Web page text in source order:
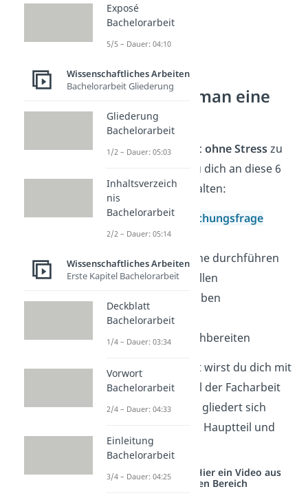
Wie schreibt man eine
Facharbeit?
Um deineFacharbeit ohne Stresszu
schreiben, kannst du dich an diese 6
einfachen Schritte halten:
Thema und Forschungsfrage
festlegen
Literaturrecherche durchführen
Gliederung erstellen
Facharbeit schreiben
Richtig zitieren
Formalitäten nachbereiten
Den Großteil der Zeit wirst du dich mit
deminhaltlichen
Teil der Facharbeit
beschäftigen. Dieser gliedert sich
in die Einleitung, den Hauptteil und
das Fazit.
Studyflix vernetzt: Hier ein Video aus
einem anderen Bereich
Exposé
Bachelorarbeit
5/5 – Dauer: 04:10
Wissenschaftliches Arbeiten
Bachelorarbeit Gliederung
Gliederung
Bachelorarbeit
1/2 – Dauer: 05:03
Inhaltsverzeich
nis
Bachelorarbeit
2/2 – Dauer: 05:14
Wissenschaftliches Arbeiten
Erste Kapitel Bachelorarbeit
Deckblatt
Bachelorarbeit
1/4 – Dauer: 03:34
Vorwort
Bachelorarbeit
2/4 – Dauer: 04:33
Einleitung
Bachelorarbeit
3/4 – Dauer: 04:25